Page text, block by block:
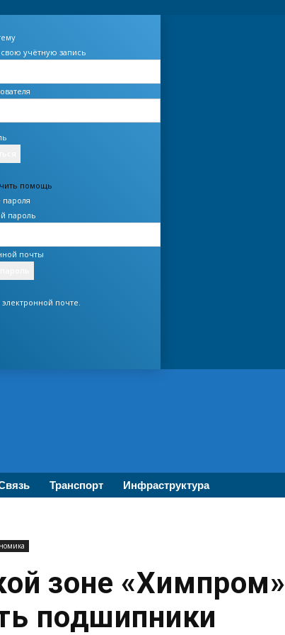
учётную запись
помощь
пароля
пароль
почты
почте.
Транспорт Инфраструктура
зоне «Химпром»
подшипники